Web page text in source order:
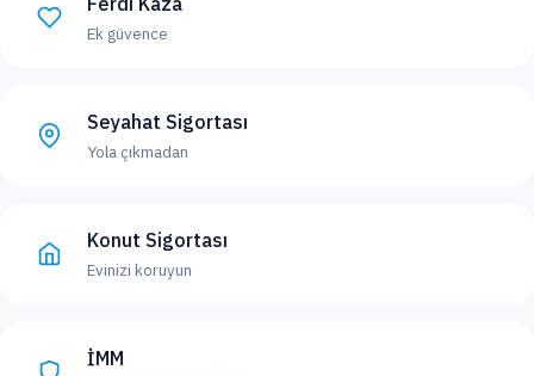
Ek güvence
Seyahat Sigortası
Yola çıkmadan
Konut Sigortası
Evinizi koruyun
İMM